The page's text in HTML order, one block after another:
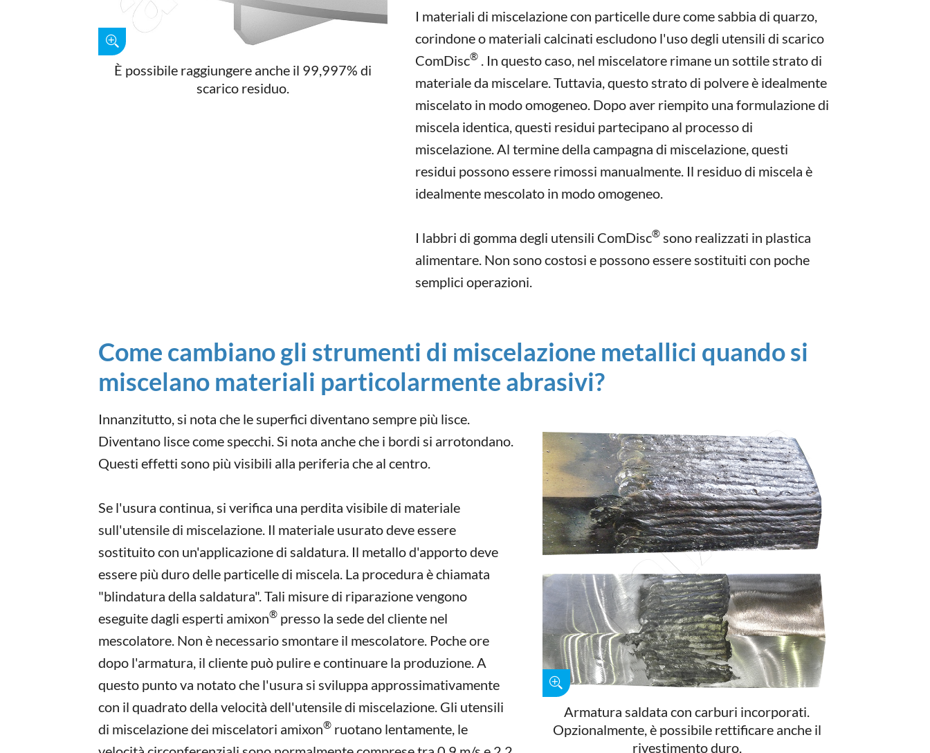
È possibile raggiungere anche il 99,997% di
scarico residuo.
I materiali di miscelazione con particelle dure come sabbia di quarzo,
corindone o materiali calcinati escludono l'uso degli utensili di scarico
ComDisc®
. In questo caso, nel miscelatore rimane un sottile strato di
materiale da miscelare. Tuttavia, questo strato di polvere è idealmente
miscelato in modo omogeneo. Dopo aver riempito una formulazione di
miscela identica, questi residui partecipano al processo di
miscelazione. Al termine della campagna di miscelazione, questi
residui possono essere rimossi manualmente. Il residuo di miscela è
idealmente mescolato in modo omogeneo.
I labbri di gomma degli utensili ComDisc® sono realizzati in plastica
alimentare. Non sono costosi e possono essere sostituiti con poche
semplici operazioni.
Come cambiano gli strumenti di miscelazione metallici quando si
miscelano materiali particolarmente abrasivi?
Innanzitutto, si nota che le superfici diventano sempre più lisce.
Diventano lisce come specchi. Si nota anche che i bordi si arrotondano.
Questi effetti sono più visibili alla periferia che al centro.
Se l'usura continua, si verifica una perdita visibile di materiale
sull'utensile di miscelazione. Il materiale usurato deve essere
sostituito con un'applicazione di saldatura. Il metallo d'apporto deve
essere più duro delle particelle di miscela. La procedura è chiamata
"blindatura della saldatura". Tali misure di riparazione vengono
eseguite dagli esperti amixon® presso la sede del cliente nel
mescolatore. Non è necessario smontare il mescolatore. Poche ore
dopo l'armatura, il cliente può pulire e continuare la produzione. A
questo punto va notato che l'usura si sviluppa approssimativamente
con il quadrato della velocità dell'utensile di miscelazione. Gli utensili
di miscelazione dei miscelatori amixon® ruotano lentamente, le
Armatura saldata con carburi incorporati.
Opzionalmente, è possibile rettificare anche il
rivestimento duro.